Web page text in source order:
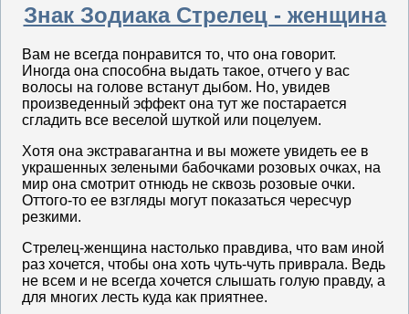
Знак Зодиака Стрелец - женщина
Вам не всегда понравится то, что она говорит.
Иногда она способна выдать такое, отчего у вас
волосы на голове встанут дыбом. Но, увидев
произведенный эффект она тут же постарается
сгладить все веселой шуткой или поцелуем.
Хотя она экстравагантна и вы можете увидеть ее в
украшенных зелеными бабочками розовых очках, на
мир она смотрит отнюдь не сквозь розовые очки.
Оттого-то ее взгляды могут показаться чересчур
резкими.
Стрелец-женщина настолько правдива, что вам иной
раз хочется, чтобы она хоть чуть-чуть приврала. Ведь
не всем и не всегда хочется слышать голую правду, а
для многих лесть куда как приятнее.